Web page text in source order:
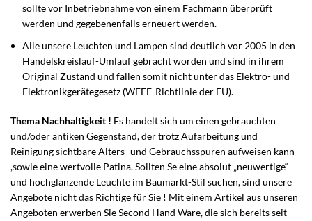
sollte vor Inbetriebnahme von einem Fachmann überprüft
werden und gegebenenfalls erneuert werden.
Alle unsere Leuchten und Lampen sind deutlich vor 2005 in den
Handelskreislauf-Umlauf gebracht worden und sind in ihrem
Original Zustand und fallen somit nicht unter das Elektro- und
Elektronikgerätegesetz (WEEE-Richtlinie der EU).
Thema Nachhaltigkeit ! Es handelt sich um einen gebrauchten
und/oder antiken Gegenstand, der trotz Aufarbeitung und
Reinigung sichtbare Alters- und Gebrauchsspuren aufweisen kann
,sowie eine wertvolle Patina. Sollten Se eine absolut „neuwertige“
und hochglänzende Leuchte im Baumarkt-Stil suchen, sind unsere
Angebote nicht das Richtige für Sie ! Mit einem Artikel aus unseren
Angeboten erwerben Sie Second Hand Ware, die sich bereits seit